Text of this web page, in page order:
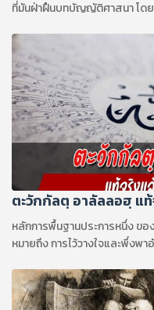
ที่มันฝ่าฝืนบทบัญญัติศาสนา โดย
ตะวักกัลตฺ อาลัลลอฮฺ แท้
หลักการพื้นฐานประการหนึ่ง ข
หมายถึง การไว้วางใจและพึ่งพ
แบบเฉยๆ ซึ่งเกี่ยวข้องกับ กา